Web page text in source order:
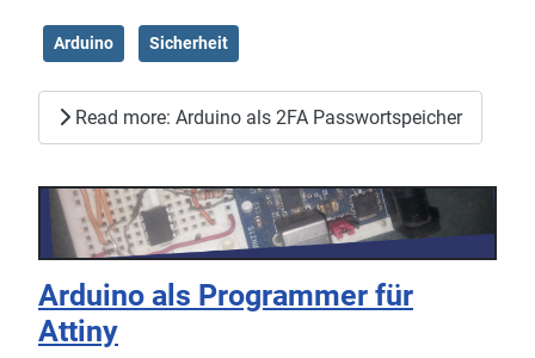
Arduino Sicherheit
Read more: Arduino als 2FA Passwortspeicher
Arduino als Programmer für
Attiny